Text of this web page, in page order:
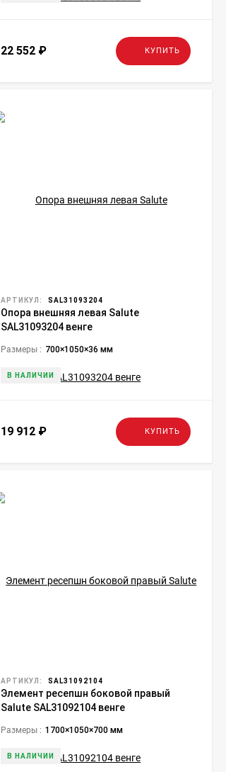
22 552 ₽ КУПИТЬ
АРТИКУЛ: SAL31093204
Опора внешняя левая Salute
SAL31093204 венге
Размеры : 700×1050×36 мм
В НАЛИЧИИ
19 912 ₽ КУПИТЬ
АРТИКУЛ: SAL31092104
Элемент ресепшн боковой правый
Salute SAL31092104 венге
Размеры : 1700×1050×700 мм
В НАЛИЧИИ